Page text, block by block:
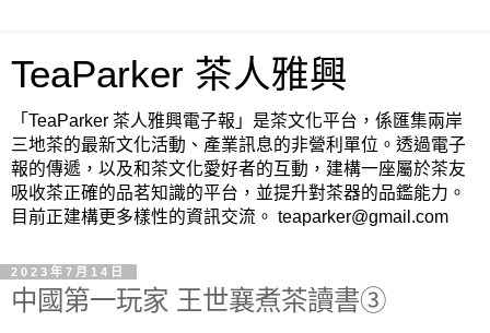
TeaParker 茶人雅興
「TeaParker 茶人雅興電子報」是茶文化平台，係匯集兩岸
三地茶的最新文化活動、產業訊息的非營利單位。透過電子
報的傳遞，以及和茶文化愛好者的互動，建構一座屬於茶友
吸收茶正確的品茗知識的平台，並提升對茶器的品鑑能力。
目前正建構更多樣性的資訊交流。 teaparker@gmail.com
2023年7月14日
中國第一玩家 王世襄煮茶讀書③